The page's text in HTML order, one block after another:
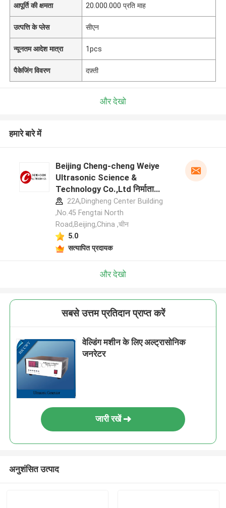
आपूर्ति की क्षमता 20.000.000 प्रति माह
उत्पत्ति के प्लेस सीएन
न्यूनतम आदेश मात्रा 1pcs
पैकेजिंग विवरण दफ़्ती
और देखो
हमारे बारे में
Beijing Cheng-cheng Weiye
Ultrasonic Science &
Technology Co.,Ltd निर्माता
प्रोफ़ाइल
22A,Dingheng Center Building
,No.45 Fengtai North
Road,Beijing,China ,चीन
5.0
सत्यापित प्रदायक
और देखो
सबसे उत्तम प्रतिदान प्राप्त करें
वेल्डिंग मशीन के लिए अल्ट्रासोनिक
जनरेटर
जारी रखें
अनुशंसित उत्पाद